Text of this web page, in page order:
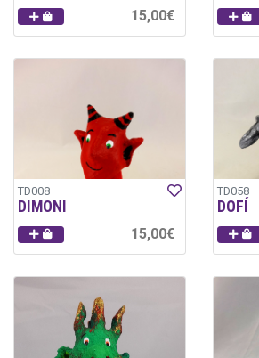
15,00€
TD008
DIMONI
15,00€
TD058
DOFÍ